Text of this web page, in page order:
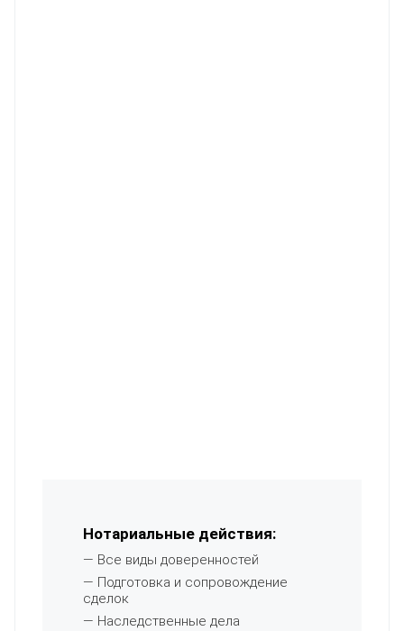
Нотариальные действия:
— Все виды доверенностей
— Подготовка и сопровождение
сделок
— Наследственные дела